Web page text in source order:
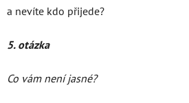
a nevíte kdo přijede?
5. otázka
Co vám není jasné?